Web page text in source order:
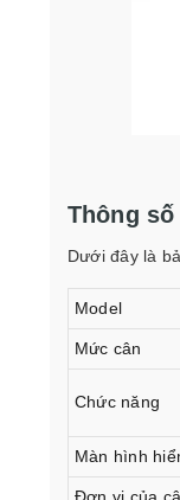
Thông
Dưới đây là
Model
Mức cân
Chức năng
Màn hình